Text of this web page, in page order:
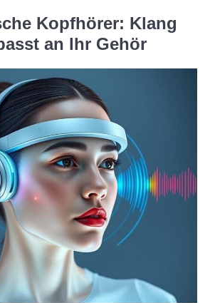
Kopfhörer: Klang
an Ihr Gehör